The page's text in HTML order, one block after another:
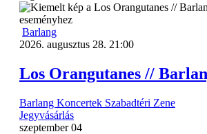
Barlang
2026. augusztus 28. 21:00
Los Orangutanes //
Barlang Koncertek Szabadtéri Zene
Jegyvásárlás
szeptember 04